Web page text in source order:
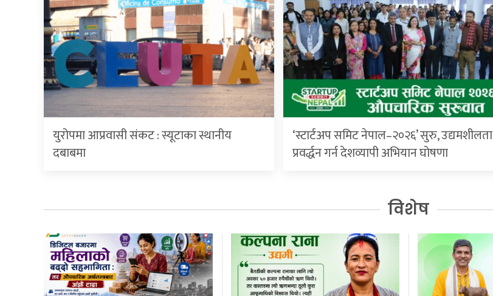
युरोपमा आप्रवासी संकट : स्यूटाका स्थानीय
दबाबमा
‘स्टार्टअप समिट नेपाल–२०२६’ सुरु, उद्यमशीलता
प्रवर्द्धन गर्न देशव्यापी अभियान घोषणा
विशेष